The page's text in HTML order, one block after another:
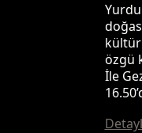
özgü
İle